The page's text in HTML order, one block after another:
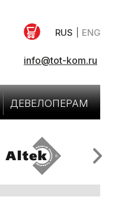
RUS ENG
info@tot-kom.ru
ДЕВЕЛОПЕРАМ